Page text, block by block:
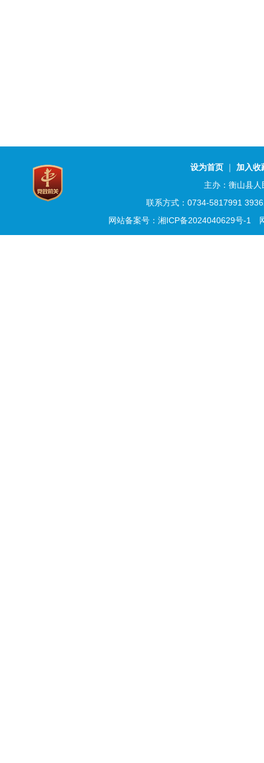
设为首页 ｜ 加入收
主办：衡山县
联系方式：0734-5817991
网站备案号：湘ICP备2024040629号-1